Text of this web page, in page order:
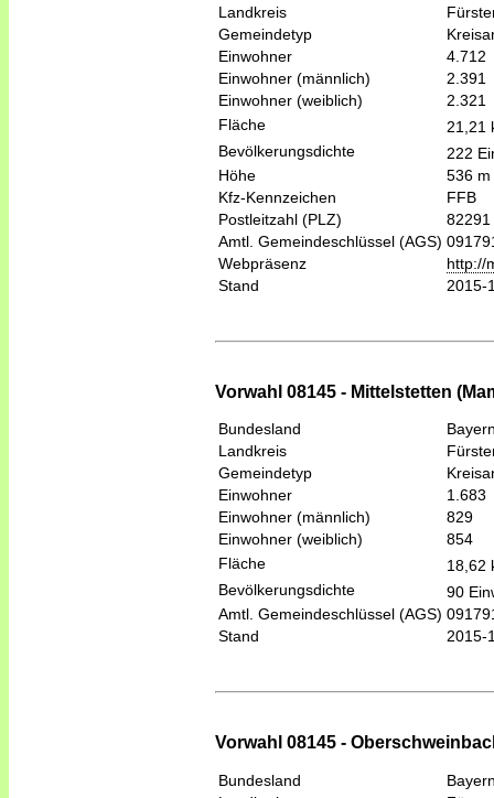
Landkreis
Gemeindetyp
Einwohner
4.712
Einwohner (männlich)
2.391
Einwohner (weiblich)
2.321
Fläche
21,21
Bevölkerungsdichte
222
Höhe
536 m
Kfz-Kennzeichen
FFB
Postleitzahl (PLZ)
82291
Amtl. Gemeindeschlüssel (AGS)
Webpräsenz
http://
Stand
2015-
Vorwahl 08145 - Mittelstetten
Bundesland
Landkreis
Gemeindetyp
Einwohner
1.683
Einwohner (männlich)
829
Einwohner (weiblich)
854
Fläche
18,62
Bevölkerungsdichte
90
Amtl. Gemeindeschlüssel (AGS)
Stand
2015-
Vorwahl 08145 -
Bundesland